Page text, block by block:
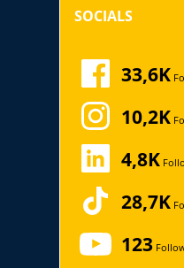
SOCIALS
33,6K
10,2K
4,8K
28,7K
123